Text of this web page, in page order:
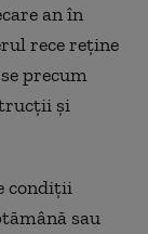
an în
rece reţine
precum
şi
condiţii
sau